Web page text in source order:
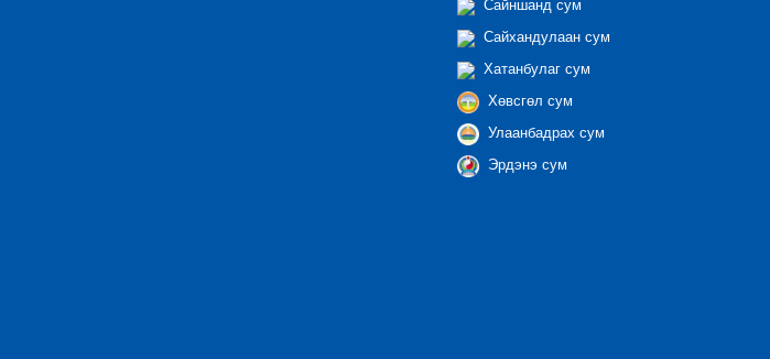
Сайншанд сум
Сайхандулаан сум
Хатанбулаг сум
Хөвсгөл сум
Улаанбадрах сум
Эрдэнэ сум